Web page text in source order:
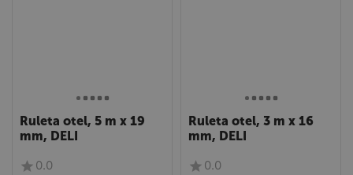
Ruleta otel, 5 m x 19
mm, DELI
0.0
Ruleta otel, 3 m x 16
mm, DELI
0.0